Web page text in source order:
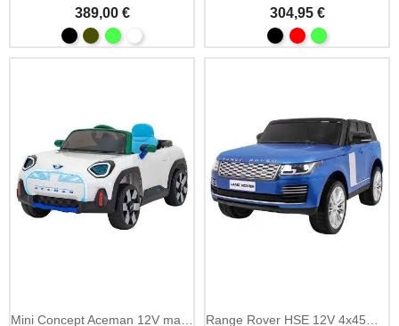
389,00 € 304,95 €